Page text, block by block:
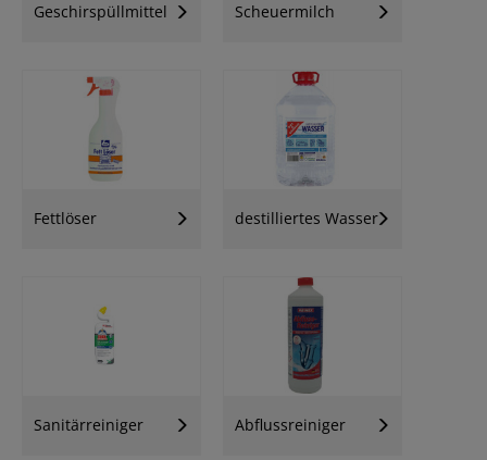
Geschirspüllmittel Scheuermilch
Fettlöser destilliertes Wasser
Sanitärreiniger Abflussreiniger